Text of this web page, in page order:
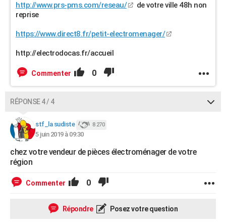
http://www.prs-pms.com/reseau/
de votre ville 48h non
reprise
https://www.direct8.fr/petit-electromenager/
http://electrodocas.fr/accueil
Commenter 0
RÉPONSE 4 / 4
stf_la sudiste 8 270
5 juin 2019 à 09:30
chez votre vendeur de pièces électroménager de votre
région
Commenter 0
Répondre Posez votre question